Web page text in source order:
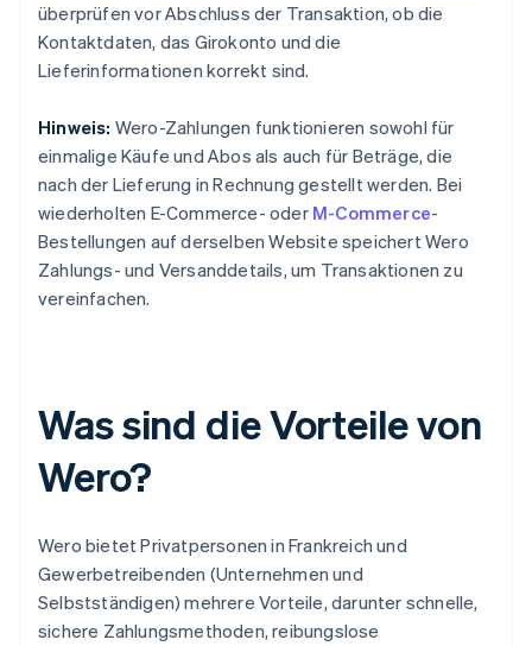
überprüfen vor Abschluss der Transaktion, ob die
Kontaktdaten, das Girokonto und die
Lieferinformationen korrekt sind.
Hinweis: Wero-Zahlungen funktionieren sowohl für
einmalige Käufe und Abos als auch für Beträge, die
nach der Lieferung in Rechnung gestellt werden. Bei
wiederholten E-Commerce- oder M-Commerce-
Bestellungen auf derselben Website speichert Wero
Zahlungs- und Versanddetails, um Transaktionen zu
vereinfachen.
Was sind die Vorteile von
Wero?
Wero bietet Privatpersonen in Frankreich und
Gewerbetreibenden (Unternehmen und
Selbstständigen) mehrere Vorteile, darunter schnelle,
sichere Zahlungsmethoden, reibungslose